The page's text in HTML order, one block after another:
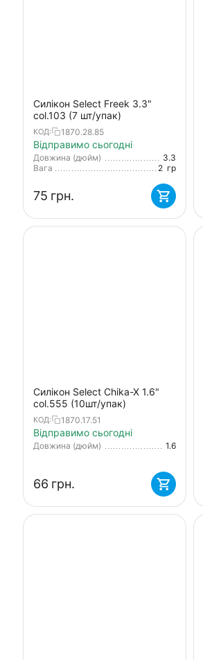
Силікон Select Freek 3.3"
col.103 (7 шт/упак)
КОД: 1870.28.85
Відправимо сьогодні
Довжина (дюйм)
3.3
Вага
2 гр
‍75‍ грн.
Силікон Select Chika-X 1.6"
col.555 (10шт/упак)
КОД: 1870.17.51
Відправимо сьогодні
Довжина (дюйм) 1.6
‍66‍ грн.